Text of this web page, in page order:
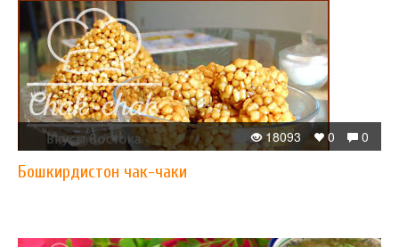
0
0
18093
Бошкирдистон чак-чаки